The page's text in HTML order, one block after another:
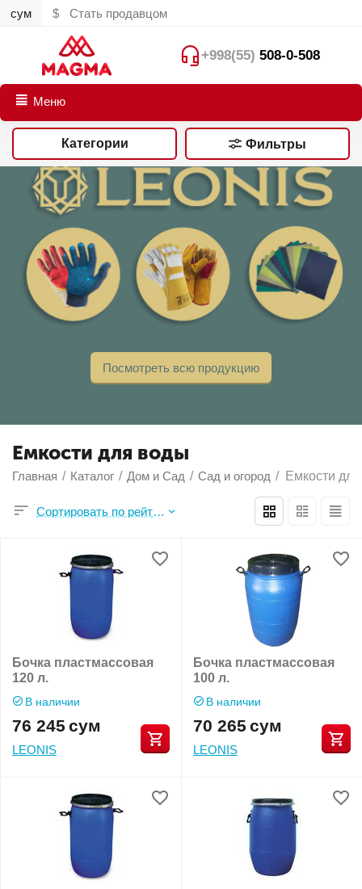
сум $ Стать продавцом
+998(55) 508-0-508
Меню
Категории Фильтры
Посмотреть всю продукцию
Емкости для воды
Главная / Каталог / Дом и Сад / Сад и огород / Емкости
Сортировать по рейтингу продавца
Бочка пластмассовая
120 л.
В наличии
76 245 сум
LEONIS
Бочка пластмассовая
100 л.
В наличии
70 265 сум
LEONIS